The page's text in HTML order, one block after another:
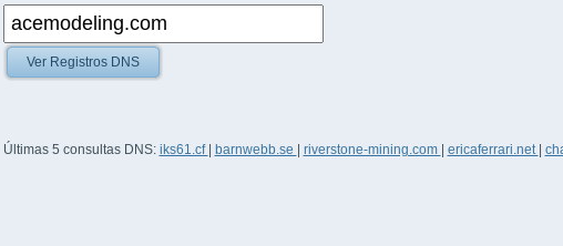
Ver Registros DNS
Últimas 5 consultas DNS: iks61.cf barnwebb.se riverstone-mining.com ericaferrari.net